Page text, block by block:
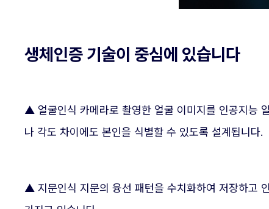
생체인증 기술이 중심에 있습니다
▲ 얼굴인식 카메라로 촬영한 얼굴 이미지를 인공지능
나 각도 차이에도 본인을 식별할 수 있도록 설계됩니다.
▲ 지문인식 지문의 융선 패턴을 수치화하여 저장하고